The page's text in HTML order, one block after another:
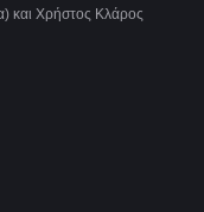
και Χρήστος Κλάρος